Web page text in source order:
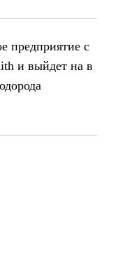
предприятие с
и выйдет на в